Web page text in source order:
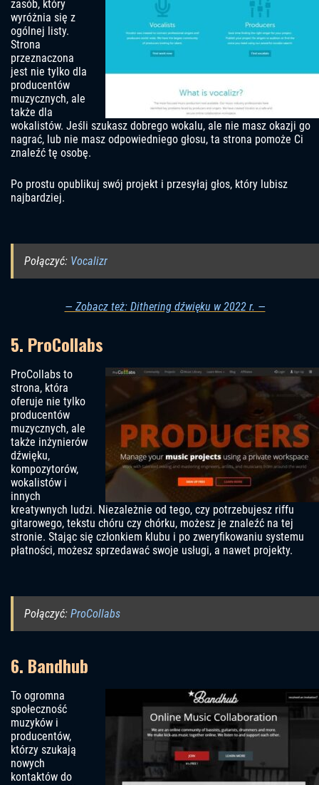
zasób, który
wyróżnia się z
ogólnej listy.
Strona
przeznaczona
jest nie tylko dla
producentów
muzycznych, ale
także dla
wokalistów. Jeśli szukasz dobrego wokalu, ale nie masz okazji go
nagrać, lub nie masz odpowiedniego głosu, ta strona pomoże Ci
znaleźć tę osobę.
Po prostu opublikuj swój projekt i przesyłaj głos, który lubisz
najbardziej.
Połączyć: Vocalizr
— Zobacz też: Dithering dźwięku w 2022 r. —
5. ProCollabs
ProCollabs to
strona, która
oferuje nie tylko
producentów
muzycznych, ale
także inżynierów
dźwięku,
kompozytorów,
wokalistów i
innych
kreatywnych ludzi. Niezależnie od tego, czy potrzebujesz riffu
gitarowego, tekstu chóru czy chórku, możesz je znaleźć na tej
stronie. Stając się członkiem klubu i po zweryfikowaniu systemu
płatności, możesz sprzedawać swoje usługi, a nawet projekty.
Połączyć: ProCollabs
6. Bandhub
To ogromna
społeczność
muzyków i
producentów,
którzy szukają
nowych
kontaktów do